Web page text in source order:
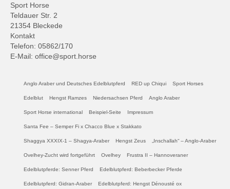
Sport Horse
Teldauer Str. 2
21354 Bleckede
Kontakt
Telefon: 05862/170
E-Mail: office@sport.horse
Anglo Araber und Deutsches Edelblutpferd RED up Chiqui Sport Horses
Edelblut Hengst Ramzes Niedersachsen Pferd Anglo Araber
Sport Horse international Beispiel-Seite Impressum
Santa Fee – Semper Fi x Chacco Blue x Stakkato
Shaggya XXXIX-1 – Shagya-Araber Hengst Zeus „Inschallah“ – Anglo-Araber
Ovelhey-Zucht wird fortgeführt Ovelhey Frustra II – Hannoveraner
Edelblutpferde: Senner Pferd Edelblutpferd: Beberbecker Pferde
Edelblutpferd: Gidran-Araber Edelblutpferd: Hengst Dénousté ox